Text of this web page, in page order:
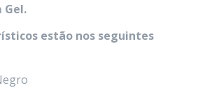
Gel.
estão nos seguintes